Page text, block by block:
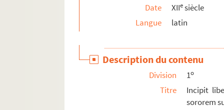
88. (Recueil)
89. (Recueil)
90. (Recueil)
Date
XIIesiècle
Langue
latin
Description du contenu
Division 1o
Titre
Incipit
sororem